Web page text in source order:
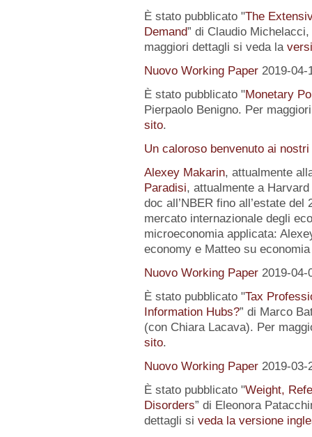
È stato pubblicato "The
Demand” di Claudio
maggiori dettagli si veda la
Nuovo Working Paper 2019-04-
È stato pubblicato "Monetary
Pierpaolo Benigno. Per
sito.
Un caloroso benvenuto ai
Alexey Makarin, attualmente
Paradisi, attualmente a
doc all’NBER fino all’estate
mercato internazionale degli
microeconomia applicata:
economy e Matteo su
Nuovo Working Paper 2019-04-
È stato pubblicato "Tax
Information Hubs?” di Marco
(con Chiara Lacava). Per
sito.
Nuovo Working Paper 2019-03-
È stato pubblicato "Weight,
Disorders” di Eleonora
dettagli si veda la versione